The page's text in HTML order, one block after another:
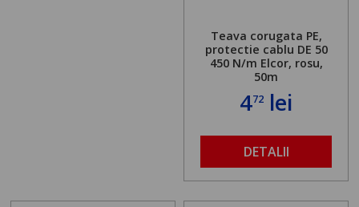
Teava corugata PE,
protectie cablu DE 50
450 N/m Elcor, rosu,
50m
472 lei
DETALII